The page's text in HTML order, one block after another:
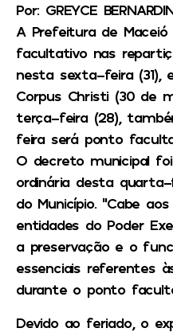
Por: GREYCE
A Prefeitura de
facultativo nas
nesta sexta-feira (31),
Corpus Christi (30 de
terça-feira (28),
feira será ponto
O decreto municipal
ordinária desta
do Município. “Cabe
entidades do Poder
a preservação e o
essenciais referentes
durante o ponto
Devido ao feriado, o